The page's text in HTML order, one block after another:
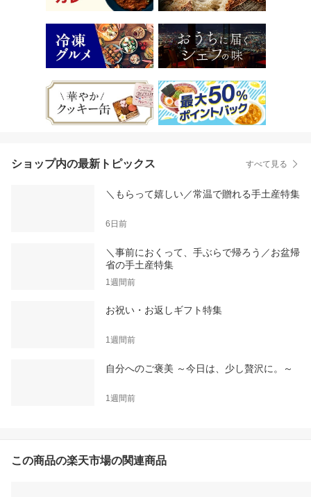
ショップ内の最新トピックス すべて見る
＼もらって嬉しい／常温で贈れる手土産特集
6日前
＼事前におくって、手ぶらで帰ろう／お盆帰
省の手土産特集
1週間前
お祝い・お返しギフト特集
1週間前
自分へのご褒美 ～今日は、少し贅沢に。～
1週間前
この商品の楽天市場の関連商品